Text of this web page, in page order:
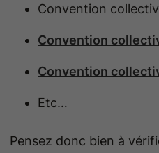
Convention
Convention
Convention
Etc…
Pensez donc bien à